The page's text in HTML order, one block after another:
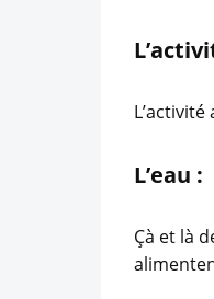
L’eau :
Çà et là